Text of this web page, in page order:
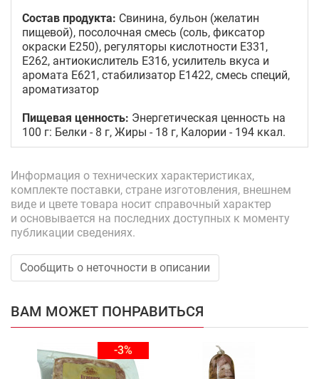
Состав продукта: Свинина, бульон (желатин
пищевой), посолочная смесь (соль, фиксатор
окраски Е250), регуляторы кислотности Е331,
Е262, антиокислитель Е316, усилитель вкуса и
аромата Е621, стабилизатор Е1422, смесь специй,
ароматизатор
Пищевая ценность: Энергетическая ценность на
100 г: Белки - 8 г, Жиры - 18 г, Калории - 194 ккал.
Информация о технических характеристиках,
комплекте поставки, стране изготовления, внешнем
виде и цвете товара носит справочный характер
и основывается на последних доступных к моменту
публикации сведениях.
Сообщить о неточности в описании
ВАМ МОЖЕТ ПОНРАВИТЬСЯ
-3%